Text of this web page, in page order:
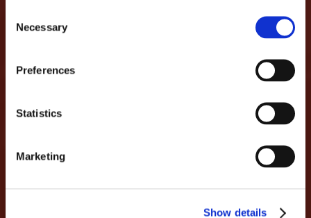
Selection
Necessary
Preferences
Statistics
Marketing
Show details
CETTE HISTOIRE D'AMOUR
...nous promettons de ne pas vous spammer et
intéressantes comme des réductions, des
MAIL